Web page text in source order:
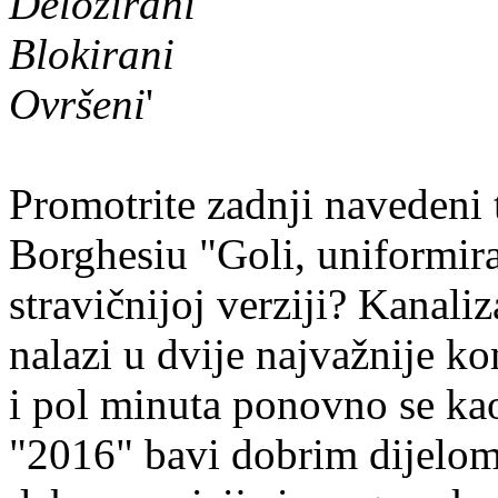
Blokirani
Ovršeni'
Promotrite zadnji
Borghesiu "Goli,
stravičnijoj verziji?
nalazi u dvije najvažnije
i pol minuta ponovno se
"2016" bavi dobrim